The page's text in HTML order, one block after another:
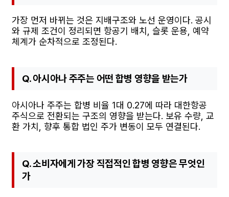
가장 먼저 바뀌는 것은 지배구조와 노선 운영이다. 공시
와 규제 조건이 정리되면 항공기 배치, 슬롯 운용, 예약
체계가 순차적으로 조정된다.
Q. 아시아나 주주는 어떤 합병 영향을 받는가
아시아나 주주는 합병 비율 1대 0.27에 따라 대한항공
주식으로 전환되는 구조의 영향을 받는다. 보유 수량, 교
환 가치, 향후 통합 법인 주가 변동이 모두 연결된다.
Q. 소비자에게 가장 직접적인 합병 영향은 무엇인
가